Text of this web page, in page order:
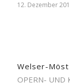
12. Dezember
Welser-Möst
OPERN- UND